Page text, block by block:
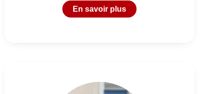
En savoir plus